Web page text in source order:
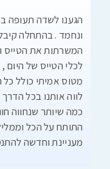
הגענו לשדה תעופה
ונחמד . בהתחלה
המשרתות את הטייס
לכלי הטייס של
מטוס אמיתי כולל
לווה אותנו בכל
כמה שיותר שנחווה
התותח על הכל
מעניינת וחדשה